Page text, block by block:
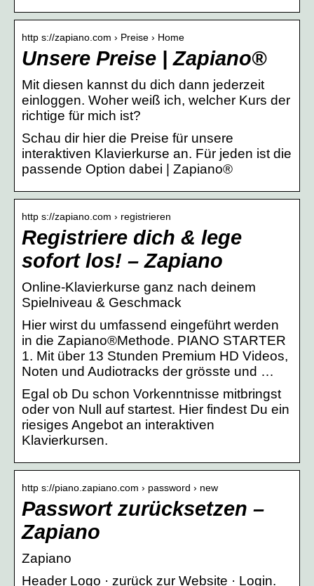
http s://zapiano.com › Preise › Home
Unsere Preise | Zapiano®
Mit diesen kannst du dich dann jederzeit
einloggen. Woher weiß ich, welcher Kurs der
richtige für mich ist?
Schau dir hier die Preise für unsere
interaktiven Klavierkurse an. Für jeden ist die
passende Option dabei | Zapiano®
http s://zapiano.com › registrieren
Registriere dich & lege
sofort los! – Zapiano
Online-Klavierkurse ganz nach deinem
Spielniveau & Geschmack
Hier wirst du umfassend eingeführt werden
in die Zapiano®Methode. PIANO STARTER
1. Mit über 13 Stunden Premium HD Videos,
Noten und Audiotracks der grösste und …
Egal ob Du schon Vorkenntnisse mitbringst
oder von Null auf startest. Hier findest Du ein
riesiges Angebot an interaktiven
Klavierkursen.
http s://piano.zapiano.com › password › new
Passwort zurücksetzen –
Zapiano
Zapiano
Header Logo · zurück zur Website · Login.